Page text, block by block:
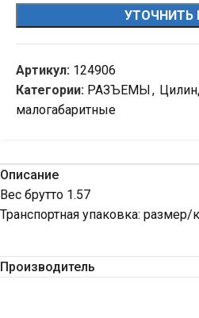
УТОЧНИТЬ
Артикул: 124906
Категории: РАЗЪЕМЫ,
малогабаритные
Описание
Вес брутто 1.57
Транспортная упаковка:
Производитель